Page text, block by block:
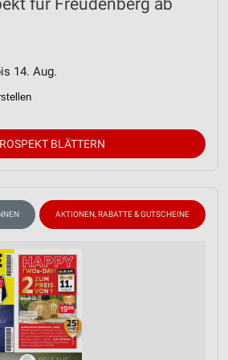
14. Aug.
BLÄTTERN
AKTIONEN, RABATTE & GUTSCHEINE